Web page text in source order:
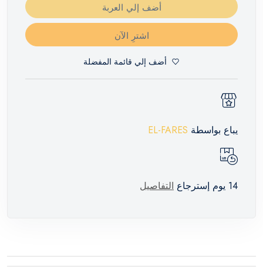
أضف إلي العربة
اشترِ الآن
أضف إلي قائمة المفضلة
يباع بواسطة EL-FARES
14 يوم إسترجاع التفاصيل